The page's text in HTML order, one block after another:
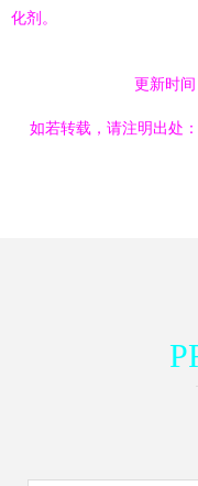
化剂。
更新时
如若转载，请注明出处